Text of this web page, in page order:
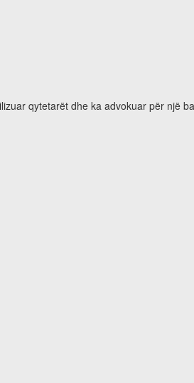
qytetarët dhe ka advokuar për një